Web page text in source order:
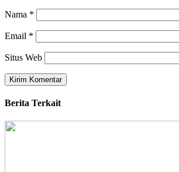
Nama *
Email *
Situs Web
Berita Terkait